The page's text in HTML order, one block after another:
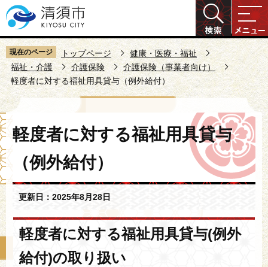
こ
の
ペ
ー
ジ
の
先
頭
で
す
現在のページ トップページ
健康・医療・福祉
福祉・介護
介護保険
介護保険（事業者向け）
軽度者に対する福祉用具貸与（例外給付）
文
か
軽度者に対する福祉用具貸与
（例外給付）
更新日：2025年8月28日
軽度者に対する福祉用具貸与(例外
給付)の取り扱い